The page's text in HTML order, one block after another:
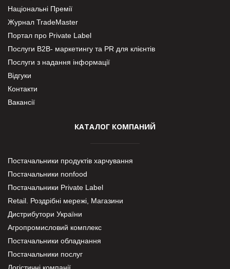
Національні Премії
Журнал TradeMaster
Портал про Private Label
Послуги В2В- маркетингу та PR для клієнтів
Послуги з надання інформації
Відгуки
Контакти
Вакансії
КАТАЛОГ КОМПАНИЙ
Постачальники продуктів харчування
Постачальники nonfood
Постачальники Private Label
Retail. Роздрібні мережі, Магазини
Дистрибутори України
Агропромисловий комплекс
Постачальники обладнання
Постачальники послуг
Логістичні компанії